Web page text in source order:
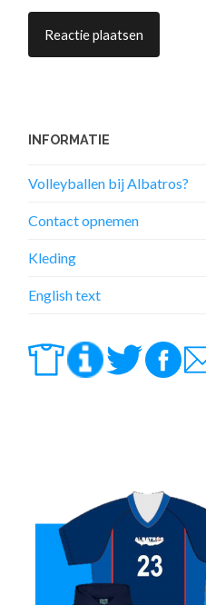
INFORMATIE
Volleyballen bij Albatros?
Contact opnemen
Kleding
English text